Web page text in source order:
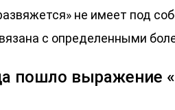
не имеет под
с определенными
пошло выражение